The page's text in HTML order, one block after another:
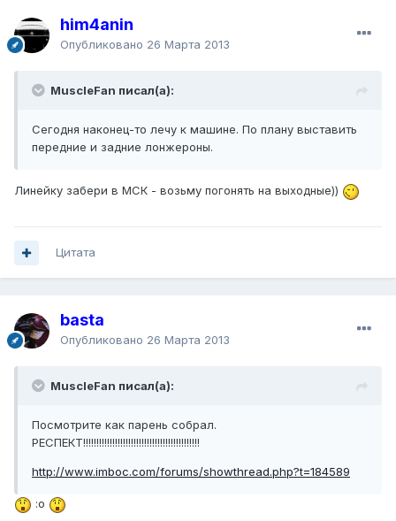
him4anin
Опубликовано 26 Марта 2013
MuscleFan писал(а):
Сегодня наконец-то лечу к машине. По плану выставить
передние и задние лонжероны.
Линейку забери в МСК - возьму погонять на выходные))
Цитата
basta
Опубликовано 26 Марта 2013
MuscleFan писал(а):
Посмотрите как парень собрал.
РЕСПЕКТ!!!!!!!!!!!!!!!!!!!!!!!!!!!!!!!!!!!!!!!!!!!!
http://www.imboc.com/forums/showthread.php?t=184589
:o